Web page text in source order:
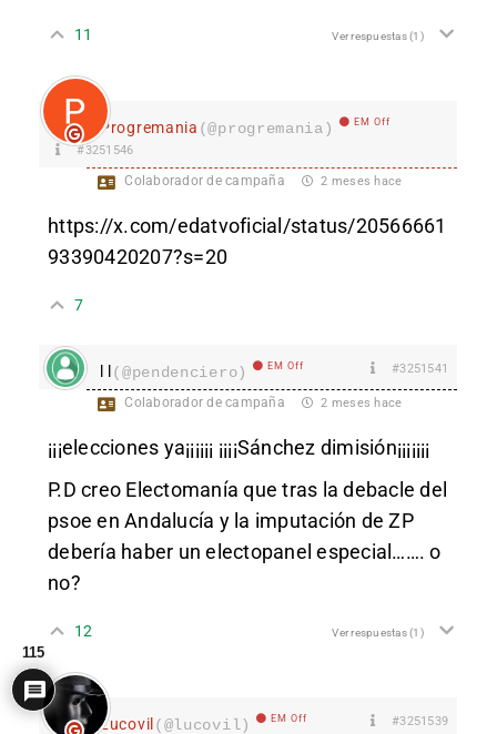
11 Ver respuestas(1)
Progremania (@progremania) EM Off
#3251546
Colaborador de campaña 2 meses hace
https://x.com/edatvoficial/status/20566661
93390420207?s=20
7
l l(@pendenciero) EM Off #3251541
Colaborador de campaña 2 meses hace
¡¡¡elecciones ya¡¡¡¡¡¡ ¡¡¡¡Sánchez dimisión¡¡¡¡¡¡¡
P.D creo Electomanía que tras la debacle del
psoe en Andalucía y la imputación de ZP
debería haber un electopanel especial……. o
no?
12 Ver respuestas(1)
Lucovil(@lucovil) EM Off #3251539
115